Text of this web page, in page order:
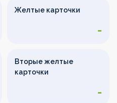
Желтые карточки
-
Вторые желтые
карточки
-